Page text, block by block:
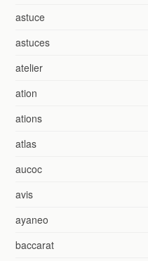
astuce
astuces
atelier
ation
ations
atlas
aucoc
avis
ayaneo
baccarat